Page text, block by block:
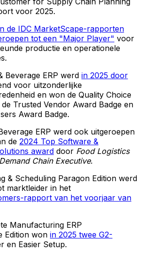
voor 2025.
de IDC MarketScape-rapporten
tot een "Major Player" voor
productie en operationele
Beverage ERP werd in 2025 door
voor uitzonderlijke
en won de Quality Choice
Trusted Vendor Award Badge en
Award Badge.
ERP werd ook uitgeroepen
de 2024 Top Software &
award door Food Logistics
Chain Executive.
& Scheduling Paragon Edition werd
marktleider in het
rapport van het voorjaar van
Manufacturing ERP
Edition won in 2025 twee G2-
en Easier Setup.